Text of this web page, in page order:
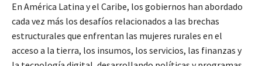
En América Latina y el Caribe, los gobiernos han abordado
cada vez más los desafíos relacionados a las brechas
estructurales que enfrentan las mujeres rurales en el
acceso a la tierra, los insumos, los servicios, las finanzas y